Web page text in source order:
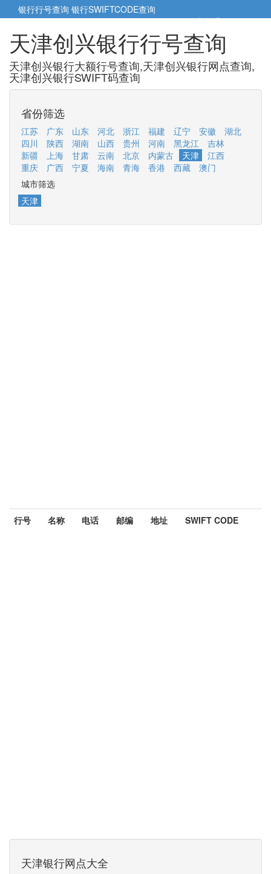
银行行号查询 银行SWIFTCODE查询
5cm小帮手5cm.cn
天津创兴银行行号查询
天津创兴银行大额行号查询,天津创兴银行网点查询,
天津创兴银行SWIFT码查询
省份筛选
江苏 广东 山东 河北 浙江 福建 辽宁 安徽
湖北
四川
陕西 湖南 山西 贵州 河南 黑龙江
吉林
新疆
上海 甘肃 云南 北京 内蒙古 天津
江西
重庆
广西 宁夏 海南 青海 香港 西藏
澳门
城市筛选
天津
行号 名称 电话 邮编 地址 SWIFT CODE
天津银行网点大全